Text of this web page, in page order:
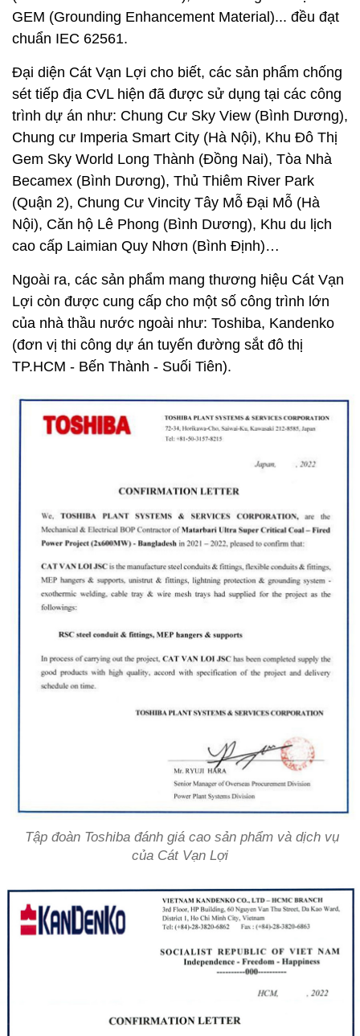
GEM (Grounding Enhancement Material)... đều đạt
chuẩn IEC 62561.
Đại diện Cát Vạn Lợi cho biết, các sản phẩm chống
sét tiếp địa CVL hiện đã được sử dụng tại các công
trình dự án như: Chung Cư Sky View (Bình Dương),
Chung cư Imperia Smart City (Hà Nội), Khu Đô Thị
Gem Sky World Long Thành (Đồng Nai), Tòa Nhà
Becamex (Bình Dương), Thủ Thiêm River Park
(Quận 2), Chung Cư Vincity Tây Mỗ Đại Mỗ (Hà
Nội), Căn hộ Lê Phong (Bình Dương), Khu du lịch
cao cấp Laimian Quy Nhơn (Bình Định)…
Ngoài ra, các sản phẩm mang thương hiệu Cát Vạn
Lợi còn được cung cấp cho một số công trình lớn
của nhà thầu nước ngoài như: Toshiba, Kandenko
(đơn vị thi công dự án tuyến đường sắt đô thị
TP.HCM - Bến Thành - Suối Tiên).
Tập đoàn Toshiba đánh giá cao sản phẩm và dịch vụ
của Cát Vạn Lợi